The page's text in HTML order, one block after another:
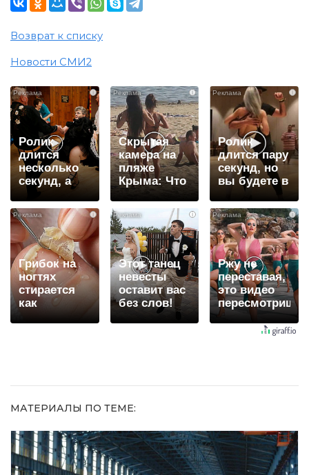
Возврат к списку
Новости СМИ2
i
Ролик
длится
несколько
секунд, а
смеяться
вы будете
долго
i
Скрытая
камера на
пляже
Крыма: Что
люди
вытворяют,
когда их не
видят...
i
Ролик
длится пару
секунд, но
вы будете в
шоке от
увиденного
i
Грибок на
ногтях
стирается
как
ластиком!
i
Этот танец
невесты
оставит вас
без слов!
Пересмотрела
i
Ржу не
переставая,
это видео
пересмотришь
не раз
МАТЕРИАЛЫ ПО ТЕМЕ: